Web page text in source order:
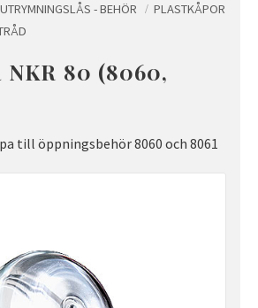
UTRYMNINGSLÅS - BEHÖR
PLASTKÅPOR
80 (8060,
till öppningsbehör 8060 och 8061